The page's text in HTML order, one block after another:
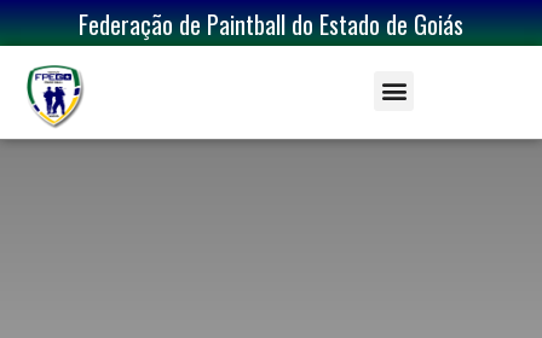
Federação de Paintball do Estado de Goiás